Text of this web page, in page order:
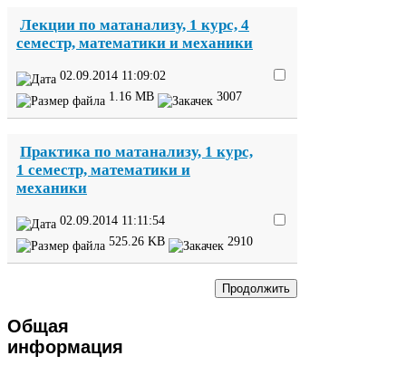
Лекции по матанализу, 1 курс, 4
семестр, математики и механики
02 09 2014 11:09:02
1 16 MB 3007
Практика по матанализу, 1 курс,
1 семестр, математики и
механики
02 09 2014 11:11:54
525.26 KB 2910
Общая
информация